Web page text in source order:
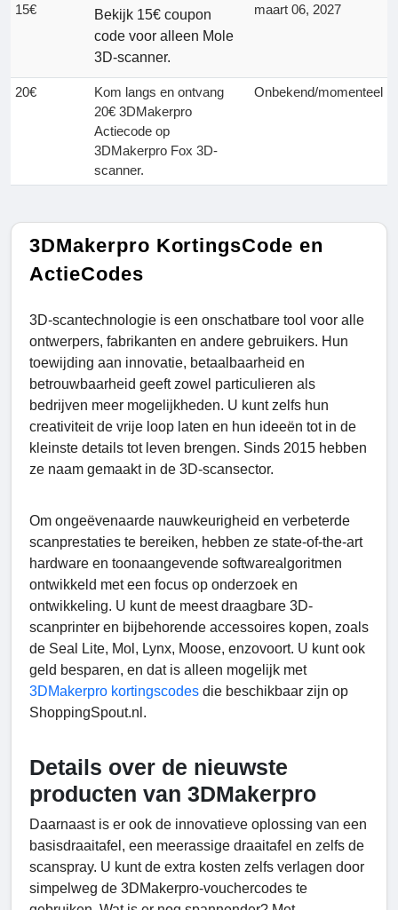
15€
Bekijk 15€ coupon
code voor alleen Mole
3D-scanner.
maart 06, 2027
20€
Kom langs en ontvang
20€ 3DMakerpro
Actiecode op
3DMakerpro Fox 3D-
scanner.
Onbekend/momenteel
3DMakerpro KortingsCode en
ActieCodes
3D-scantechnologie is een onschatbare tool voor alle
ontwerpers, fabrikanten en andere gebruikers. Hun
toewijding aan innovatie, betaalbaarheid en
betrouwbaarheid geeft zowel particulieren als
bedrijven meer mogelijkheden. U kunt zelfs hun
creativiteit de vrije loop laten en hun ideeën tot in de
kleinste details tot leven brengen. Sinds 2015 hebben
ze naam gemaakt in de 3D-scansector.
Om ongeëvenaarde nauwkeurigheid en verbeterde
scanprestaties te bereiken, hebben ze state-of-the-art
hardware en toonaangevende softwarealgoritmen
ontwikkeld met een focus op onderzoek en
ontwikkeling. U kunt de meest draagbare 3D-
scanprinter en bijbehorende accessoires kopen, zoals
de Seal Lite, Mol, Lynx, Moose, enzovoort. U kunt ook
geld besparen, en dat is alleen mogelijk met
3DMakerpro kortingscodes die beschikbaar zijn op
ShoppingSpout.nl.
Details over de nieuwste
producten van 3DMakerpro
Daarnaast is er ook de innovatieve oplossing van een
basisdraaitafel, een meerassige draaitafel en zelfs de
scanspray. U kunt de extra kosten zelfs verlagen door
simpelweg de 3DMakerpro-vouchercodes te